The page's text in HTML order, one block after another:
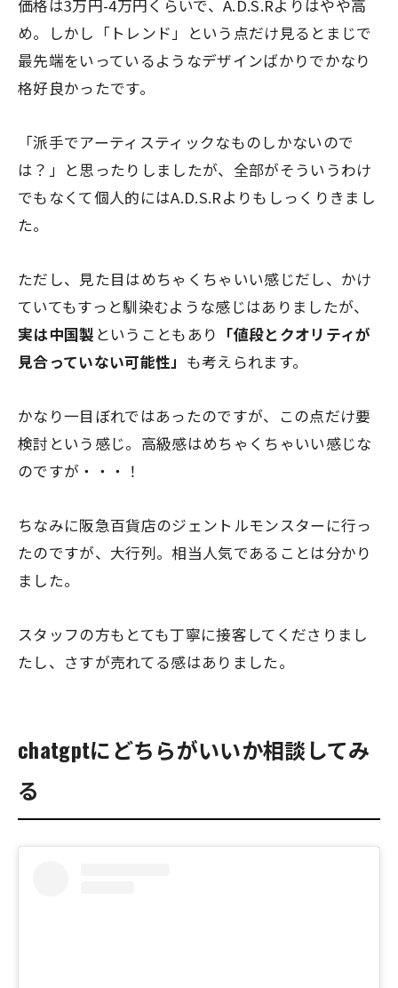
価格は3万円-4万円くらいで、A.D.S.Rよりはやや高
め。しかし「トレンド」という点だけ見るとまじで
最先端をいっているようなデザインばかりでかなり
格好良かったです。
「派手でアーティスティックなものしかないので
は？」と思ったりしましたが、全部がそういうわけ
でもなくて個人的にはA.D.S.Rよりもしっくりきまし
た。
ただし、見た目はめちゃくちゃいい感じだし、かけ
ていてもすっと馴染むような感じはありましたが、
実は中国製 ということもあり 「値段とクオリティが
見合っていない可能性」 も考えられます。
かなり一目ぼれではあったのですが、この点だけ要
検討という感じ。高級感はめちゃくちゃいい感じな
のですが・・・！
ちなみに阪急百貨店のジェントルモンスターに行っ
たのですが、大行列。相当人気であることは分かり
ました。
スタッフの方もとても丁寧に接客してくださりまし
たし、さすが売れてる感はありました。
chatgptにどちらがいいか相談してみ
る